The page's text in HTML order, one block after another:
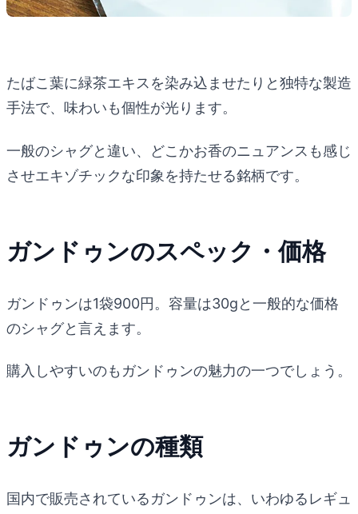
たばこ葉に緑茶エキスを染み込ませたりと独特な製造
手法で、味わいも個性が光ります。
一般のシャグと違い、どこかお香のニュアンスも感じ
させエキゾチックな印象を持たせる銘柄です。
ガンドゥンのスペック・価格
ガンドゥンは1袋900円。容量は30gと一般的な価格
のシャグと言えます。
購入しやすいのもガンドゥンの魅力の一つでしょう。
ガンドゥンの種類
国内で販売されているガンドゥンは、いわゆるレギュ